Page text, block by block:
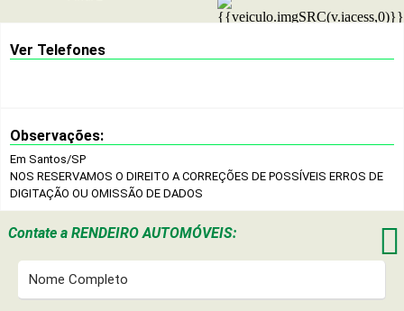
Ver Telefones
Observações:
Em Santos/SP
NOS RESERVAMOS O DIREITO A CORREÇÕES DE POSSÍVEIS ERROS DE
DIGITAÇÃO OU OMISSÃO DE DADOS
Contate a RENDEIRO AUTOMÓVEIS: 